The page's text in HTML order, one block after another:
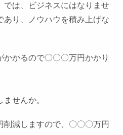
では、ビジネスにはなりませ
あり、ノウハウを積み上げな
かかるので〇〇〇万円かかり
せんか。
削減しますので、〇〇〇万円